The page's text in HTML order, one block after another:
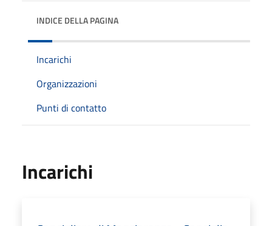
INDICE DELLA PAGINA
Incarichi
Organizzazioni
Punti di contatto
Incarichi